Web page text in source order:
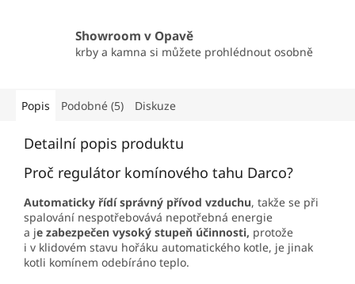
Showroom v Opavě
krby a kamna si můžete prohlédnout osobně
Popis Podobné (5) Diskuze
Detailní popis produktu
Proč regulátor komínového tahu Darco?
Automaticky řídí správný přívod vzduchu, takže se při
spalování nespotřebovává nepotřebná energie
a je zabezpečen vysoký stupeň účinnosti, protože
i v klidovém stavu hořáku automatického kotle, je jinak
kotli komínem odebíráno teplo.